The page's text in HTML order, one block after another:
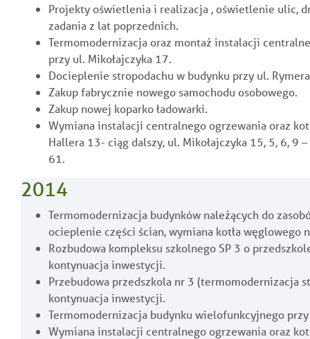
Projekty oświetlenia i realizacja , oświetlenie ulic,
zadania z lat poprzednich.
Termomodernizacja oraz montaż instalacji
przy ul. Mikołajczyka 17.
Docieplenie stropodachu w budynku przy ul.
Zakup fabrycznie nowego samochodu osobowego.
Zakup nowej koparko ładowarki.
Wymiana instalacji centralnego ogrzewania oraz
Hallera 13- ciąg dalszy, ul. Mikołajczyka 15, 5, 6, 9
61.
2014
Termomodernizacja budynków należących do
ocieplenie części ścian, wymiana kotła węglowego
Rozbudowa kompleksu szkolnego SP 3 o
kontynuacja inwestycji.
Przebudowa przedszkola nr 3 (termomodernizacja
kontynuacja inwestycji.
Termomodernizacja budynku wielofunkcyjnego
Wymiana instalacji centralnego ogrzewania oraz